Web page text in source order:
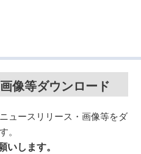
像等ダウンロード
ュースリリース・画像等をダ
。
いします。